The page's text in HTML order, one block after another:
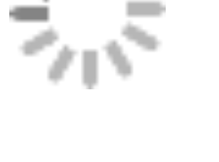
Elektrofusionswerkzeuge
Elektrofusionsklemme
Erhalten Sie den besten Preis für
Uniprep 4XL